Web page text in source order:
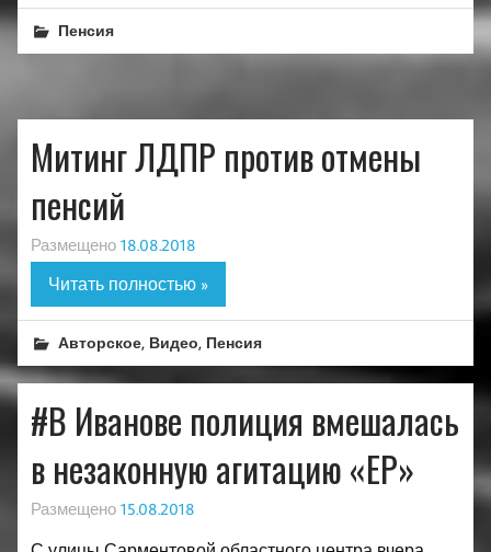
Пенсия
Митинг ЛДПР против отмены
пенсий
Размещено 18.08.2018
Читать полностью »
Авторское, Видео, Пенсия
#В Иванове полиция вмешалась
в незаконную агитацию «ЕР»
Размещено 15.08.2018